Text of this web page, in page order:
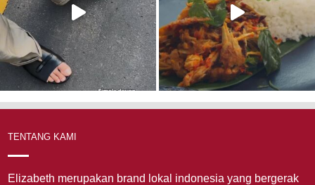
TENTANG KAMI
Elizabeth merupakan brand lokal indonesia yang bergerak